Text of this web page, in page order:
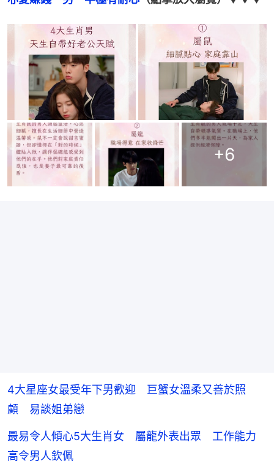
+6
4大星座女最受年下男歡迎 巨蟹女溫柔又善於照
顧 易談姐弟戀
最易令人傾心5大生肖女 屬龍外表出眾 工作能力
高令男人欽佩